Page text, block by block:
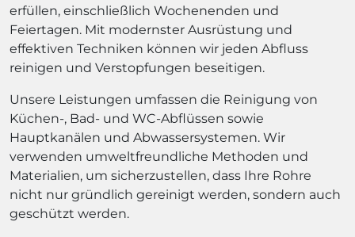
erfüllen, einschließlich Wochenenden und
Feiertagen. Mit modernster Ausrüstung und
effektiven Techniken können wir jeden Abfluss
reinigen und Verstopfungen beseitigen.
Unsere Leistungen umfassen die Reinigung von
Küchen-, Bad- und WC-Abflüssen sowie
Hauptkanälen und Abwassersystemen. Wir
verwenden umweltfreundliche Methoden und
Materialien, um sicherzustellen, dass Ihre Rohre
nicht nur gründlich gereinigt werden, sondern auch
geschützt werden.